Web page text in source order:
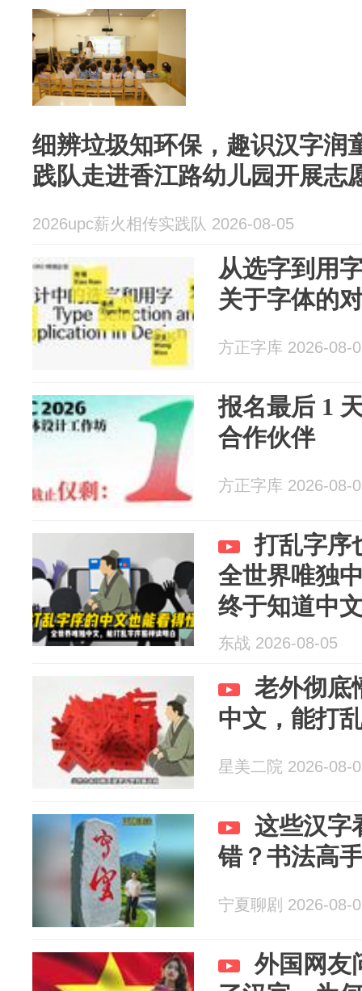
细辨垃圾知环保，趣识汉字
践队走进香江路幼儿园开展志
2026upc薪火相传实践队 2026-08-05
从选字到用
关于字体的
方正字库 2026-08-
报名最后 1
合作伙伴
方正字库 2026-08-
打乱字序
全世界唯独
终于知道中
了！
东战 2026-08-05
老外彻底
中文，能打
星美二院 2026-08-
这些汉字
错？书法高
宁夏聊剧 2026-08-
外国网友